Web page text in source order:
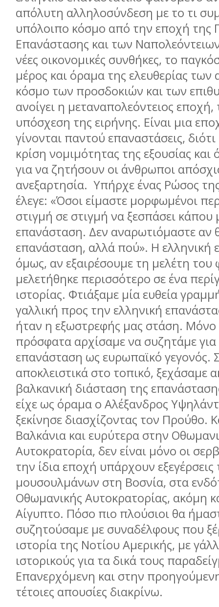
απόλυτη αλληλοσύνδεση με το τι
υπόλοιπο κόσμο από την εποχή της
Επανάστασης και των
νέες οικονομικές συνθήκες, το
μέρος και όραμα της ελευθερίας
κόσμο των προσδοκιών και των
ανοίγει η μεταναπολεόντειος
υπόσχεση της ειρήνης. Είναι μια
γίνονται παντού επαναστάσεις,
κρίση νομιμότητας της εξουσίας και
για να ζητήσουν οι άνθρωποι
ανεξαρτησία. Υπήρχε ένας Ρώσος
έλεγε: «Όσοι είμαστε μορφωμένοι
στιγμή σε στιγμή να ξεσπάσει κάπου
επανάσταση. Δεν αναρωτιόμαστε αν
επανάσταση, αλλά πού». Η ελληνική
όμως, αν εξαιρέσουμε τη μελέτη του
μελετήθηκε περισσότερο σε ένα
ιστορίας. Φτιάξαμε μία ευθεία
γαλλική προς την ελληνική
ήταν η εξωστρεφής μας στάση.
πρόσφατα αρχίσαμε να συζητάμε για
επανάσταση ως ευρωπαϊκό γεγονός.
αποκλειστικά στο τοπικό, ξεχάσαμε
βαλκανική διάσταση της
είχε ως όραμα ο Αλέξανδρος
ξεκίνησε διασχίζοντας τον Προύθο.
Βαλκάνια και ευρύτερα στην
Αυτοκρατορία, δεν είναι μόνο οι
την ίδια εποχή υπάρχουν εξεγέρσεις
μουσουλμάνων στη Βοσνία, στα
Οθωμανικής Αυτοκρατορίας, ακόμη
Αίγυπτο. Πόσο πιο πλούσιοι θα
συζητούσαμε με συναδέλφους που
ιστορία της Νοτίου Αμερικής, με
ιστορικούς για τα δικά τους
Επανερχόμενη και στην
τέτοιες απουσίες διακρίνω.